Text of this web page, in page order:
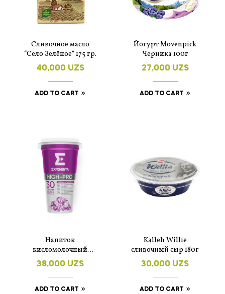
Сливочное масло
“Село Зелёное” 175 гр.
40,000 UZS
ADD TO CART
Йогурт Movenpick
Черника 100г
27,000 UZS
ADD TO CART
Напиток
кисломолочный
обезжиренный
Exponenta High-Pro
черника-земляника
250 г
38,000 UZS
ADD TO CART
Kalleh Willie
сливочный сыр 180г
30,000 UZS
ADD TO CART